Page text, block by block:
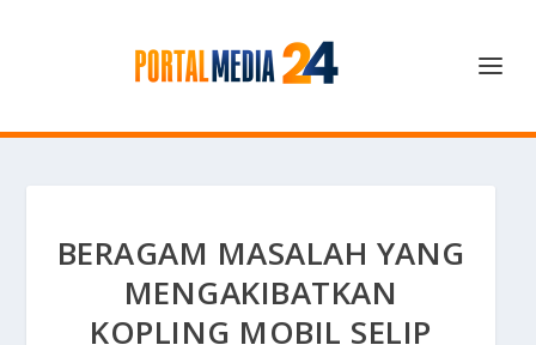
BERAGAM MASALAH YANG
MENGAKIBATKAN
KOPLING MOBIL SELIP